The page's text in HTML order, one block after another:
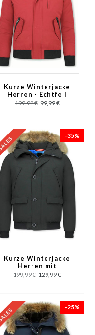
Kurze Winterjacke
Herren - Echtfell
Jacke - Rot
199,99 € 99,99 €
-35%
Kurze Winterjacke
Herren mit
Fellkragen- Chilliwack
Bomber - Schwarz
199,99 € 129,99 €
-25%